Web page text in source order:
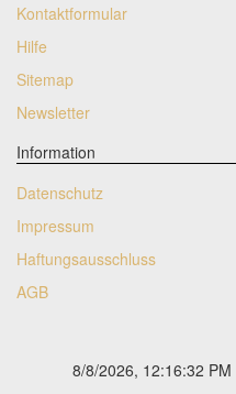
Kontaktformular
Hilfe
Sitemap
Newsletter
Information
Datenschutz
Impressum
Haftungsausschluss
AGB
8/8/2026, 12:16:32 PM